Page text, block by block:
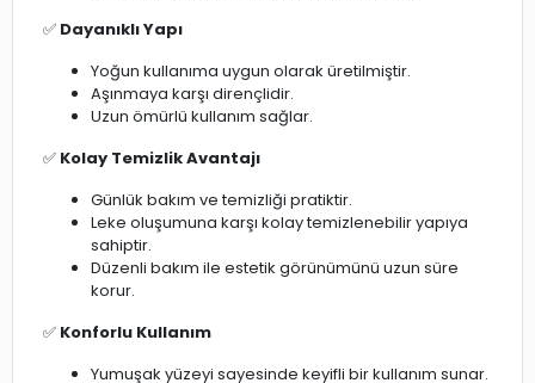
✅ Dayanıklı Yapı
Yoğun kullanıma uygun olarak üretilmiştir.
Aşınmaya karşı dirençlidir.
Uzun ömürlü kullanım sağlar.
✅ Kolay Temizlik Avantajı
Günlük bakım ve temizliği pratiktir.
Leke oluşumuna karşı kolay temizlenebilir yapıya
sahiptir.
Düzenli bakım ile estetik görünümünü uzun süre
korur.
✅ Konforlu Kullanım
Yumuşak yüzeyi sayesinde keyifli bir kullanım sunar.